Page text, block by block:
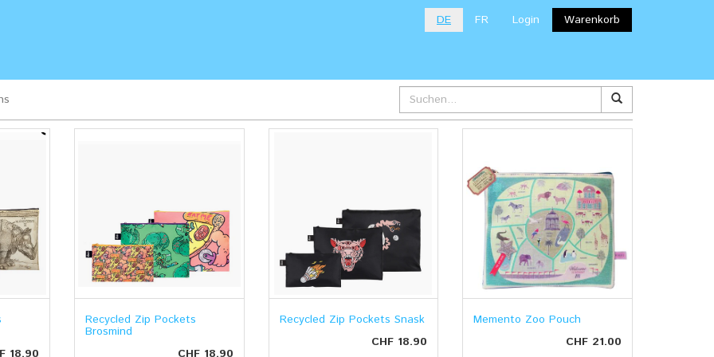
DE FR Login Warenkorb
18.90
Recycled Zip Pockets
Brosmind
CHF 18.90
Recycled Zip Pockets Snask
CHF 18.90
Memento Zoo Pouch
CHF 21.00